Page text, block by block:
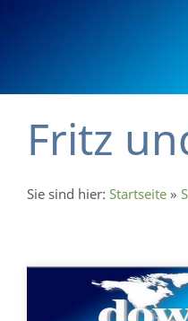
Fritz
Sie sind hier: Startseite »